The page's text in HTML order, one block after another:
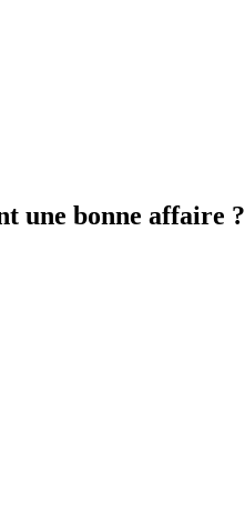
une bonne affaire ?